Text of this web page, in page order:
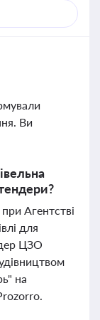
Ви
Агентстві
для
ЦЗО
на